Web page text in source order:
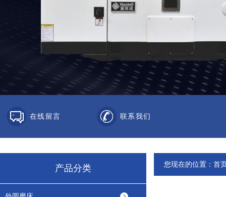
在线留言 联系我们
产品分类 您现在的位置： 首